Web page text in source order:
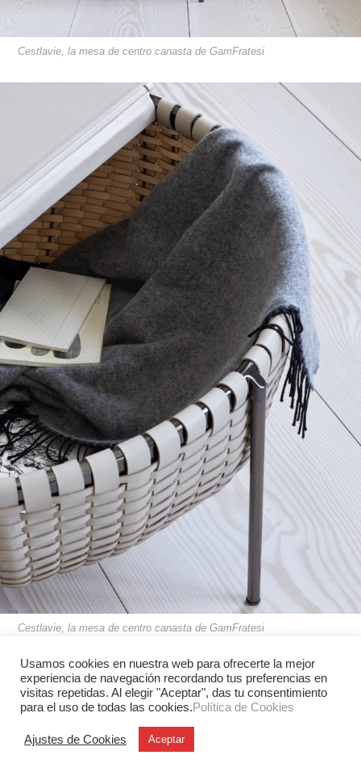
Cestlavie, la mesa de centro canasta de GamFratesi
Cestlavie, la mesa de centro canasta de GamFratesi
Usamos cookies en nuestra web para ofrecerte la mejor
experiencia de navegación recordando tus preferencias en
visitas repetidas. Al elegir "Aceptar", das tu consentimiento
para el uso de todas las cookies.Política de Cookies
Ajustes de Cookies Aceptar